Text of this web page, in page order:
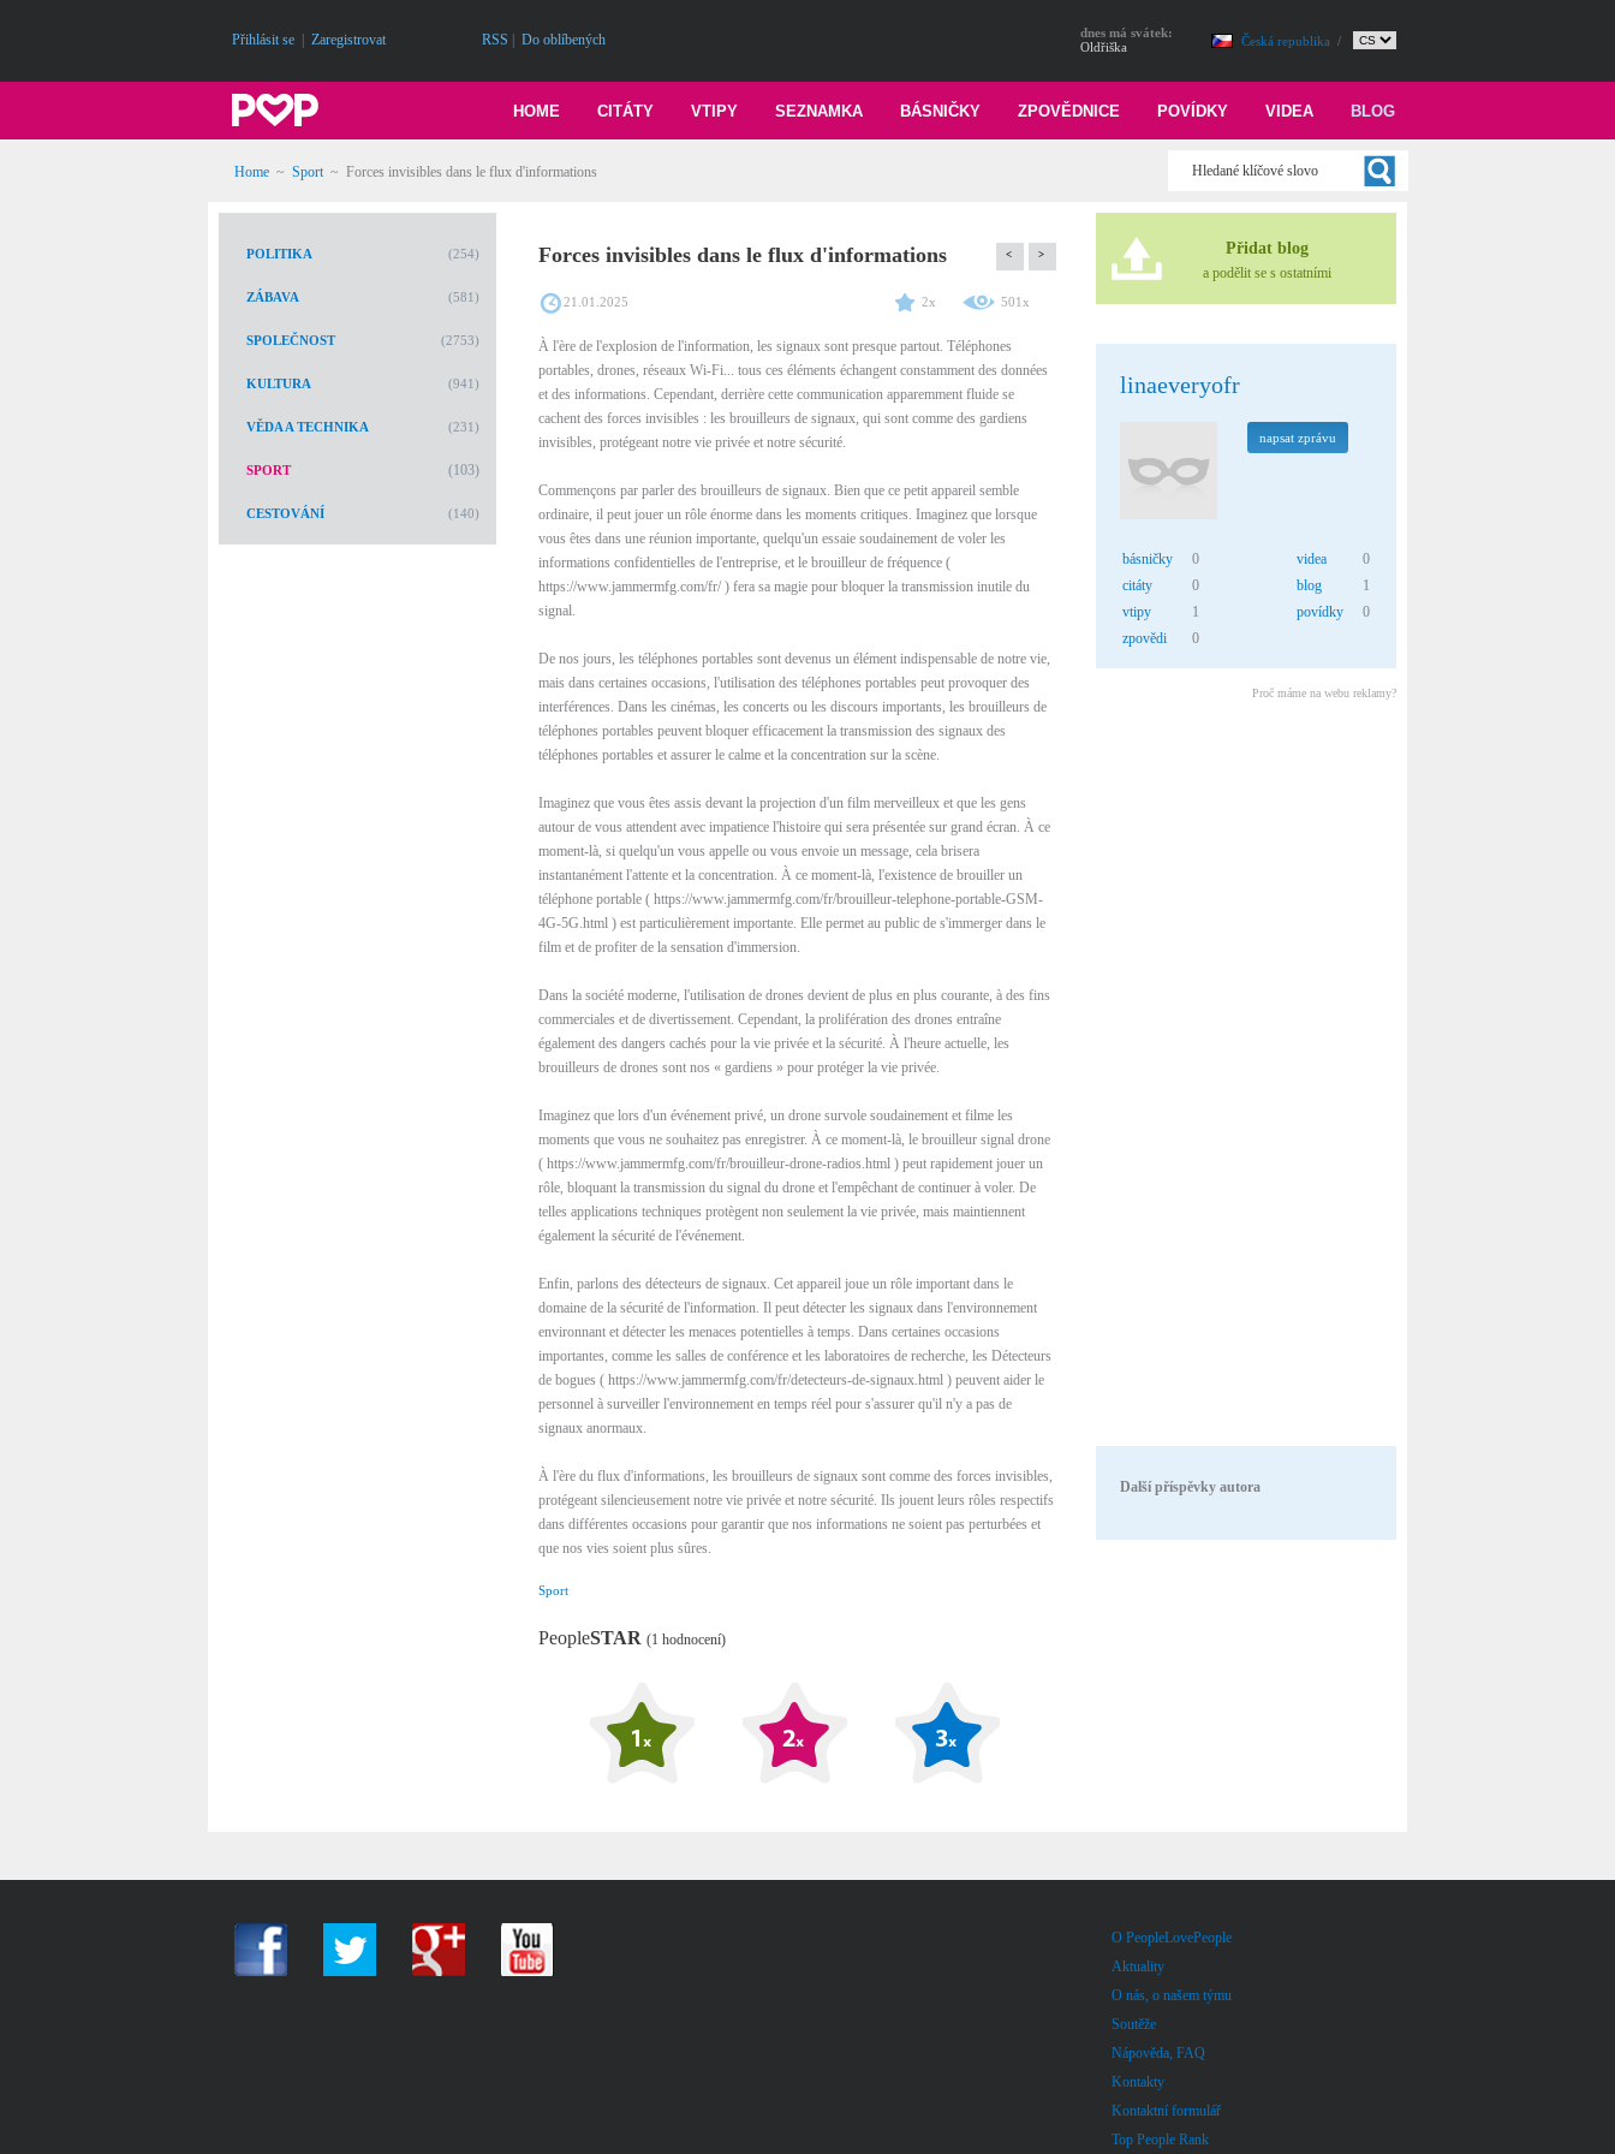
Přihlásit se Zaregistrovat RSS Do oblíbených Česká republika /
dnes má svátek:
Oldřiška
BLOG
VIDEA
POVÍDKY
ZPOVĚDNICE
BÁSNIČKY
SEZNAMKA
VTIPY
CITÁTY
HOME
Home ~ Sport~ Forces invisibles dans le flux d'informations
POLITIKA (254)
ZÁBAVA (581)
SPOLEČNOST (2753)
KULTURA (941)
VĚDA A TECHNIKA (231)
SPORT (103)
CESTOVÁNÍ (140)
Forces invisibles dans le flux d'informations < >
21.01.2025 2x 501x
À l'ère de l'explosion de l'information, les signaux sont presque partout. Téléphones
portables, drones, réseaux Wi-Fi... tous ces éléments échangent constamment des données
et des informations. Cependant, derrière cette communication apparemment fluide se
cachent des forces invisibles : les brouilleurs de signaux, qui sont comme des gardiens
invisibles, protégeant notre vie privée et notre sécurité.
Commençons par parler des brouilleurs de signaux. Bien que ce petit appareil semble
ordinaire, il peut jouer un rôle énorme dans les moments critiques. Imaginez que lorsque
vous êtes dans une réunion importante, quelqu'un essaie soudainement de voler les
informations confidentielles de l'entreprise, et le brouilleur de fréquence (
https://www.jammermfg.com/fr/ ) fera sa magie pour bloquer la transmission inutile du
signal.
De nos jours, les téléphones portables sont devenus un élément indispensable de notre vie,
mais dans certaines occasions, l'utilisation des téléphones portables peut provoquer des
interférences. Dans les cinémas, les concerts ou les discours importants, les brouilleurs de
téléphones portables peuvent bloquer efficacement la transmission des signaux des
téléphones portables et assurer le calme et la concentration sur la scène.
Imaginez que vous êtes assis devant la projection d'un film merveilleux et que les gens
autour de vous attendent avec impatience l'histoire qui sera présentée sur grand écran. À ce
moment-là, si quelqu'un vous appelle ou vous envoie un message, cela brisera
instantanément l'attente et la concentration. À ce moment-là, l'existence de brouiller un
téléphone portable ( https://www.jammermfg.com/fr/brouilleur-telephone-portable-GSM-
4G-5G.html ) est particulièrement importante. Elle permet au public de s'immerger dans le
film et de profiter de la sensation d'immersion.
Dans la société moderne, l'utilisation de drones devient de plus en plus courante, à des fins
commerciales et de divertissement. Cependant, la prolifération des drones entraîne
également des dangers cachés pour la vie privée et la sécurité. À l'heure actuelle, les
brouilleurs de drones sont nos « gardiens » pour protéger la vie privée.
Imaginez que lors d'un événement privé, un drone survole soudainement et filme les
moments que vous ne souhaitez pas enregistrer. À ce moment-là, le brouilleur signal drone
( https://www.jammermfg.com/fr/brouilleur-drone-radios.html ) peut rapidement jouer un
rôle, bloquant la transmission du signal du drone et l'empêchant de continuer à voler. De
telles applications techniques protègent non seulement la vie privée, mais maintiennent
également la sécurité de l'événement.
Enfin, parlons des détecteurs de signaux. Cet appareil joue un rôle important dans le
domaine de la sécurité de l'information. Il peut détecter les signaux dans l'environnement
environnant et détecter les menaces potentielles à temps. Dans certaines occasions
importantes, comme les salles de conférence et les laboratoires de recherche, les Détecteurs
de bogues ( https://www.jammermfg.com/fr/detecteurs-de-signaux.html ) peuvent aider le
personnel à surveiller l'environnement en temps réel pour s'assurer qu'il n'y a pas de
signaux anormaux.
À l'ère du flux d'informations, les brouilleurs de signaux sont comme des forces invisibles,
protégeant silencieusement notre vie privée et notre sécurité. Ils jouent leurs rôles respectifs
dans différentes occasions pour garantir que nos informations ne soient pas perturbées et
que nos vies soient plus sûres.
Sport
PeopleSTAR (1 hodnocení)
Přidat blog
a podělit se s ostatními
linaeveryofr
napsat zprávu
básničky
0
citáty
0
vtipy
1
zpovědi
0
videa
0
blog
1
povídky
0
Proč máme na webu reklamy?
Další příspěvky autora
O PeopleLovePeople
Aktuality
O nás, o našem týmu
Soutěže
Nápověda, FAQ
Kontakty
Kontaktní formulář
Top People Rank